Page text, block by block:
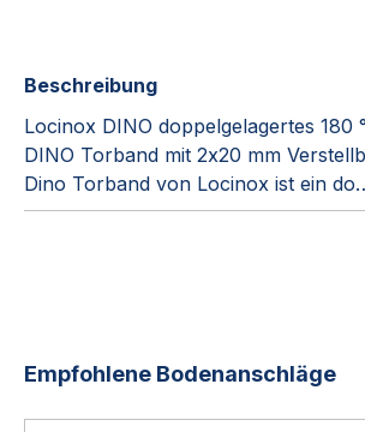
Beschreibung
Locinox DINO doppelgelagertes 180
DINO Torband mit 2x20 mm
Dino Torband von Locinox ist ein
Produktgalerie überspringen
Empfohlene Bodenanschläge